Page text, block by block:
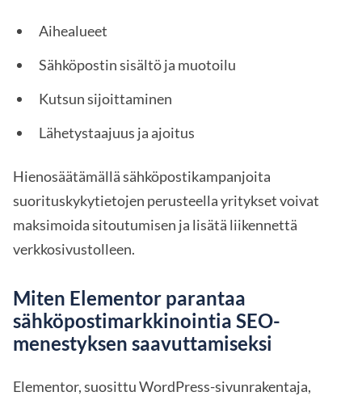
Aihealueet
Sähköpostin sisältö ja muotoilu
Kutsun sijoittaminen
Lähetystaajuus ja ajoitus
Hienosäätämällä sähköpostikampanjoita
suorituskykytietojen perusteella yritykset voivat
maksimoida sitoutumisen ja lisätä liikennettä
verkkosivustolleen.
Miten Elementor parantaa
sähköpostimarkkinointia SEO-
menestyksen saavuttamiseksi
Elementor, suosittu WordPress-sivunrakentaja,